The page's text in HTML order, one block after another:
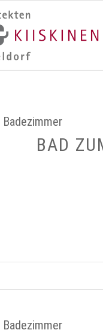
Badezimmer
BAD
Badezimmer